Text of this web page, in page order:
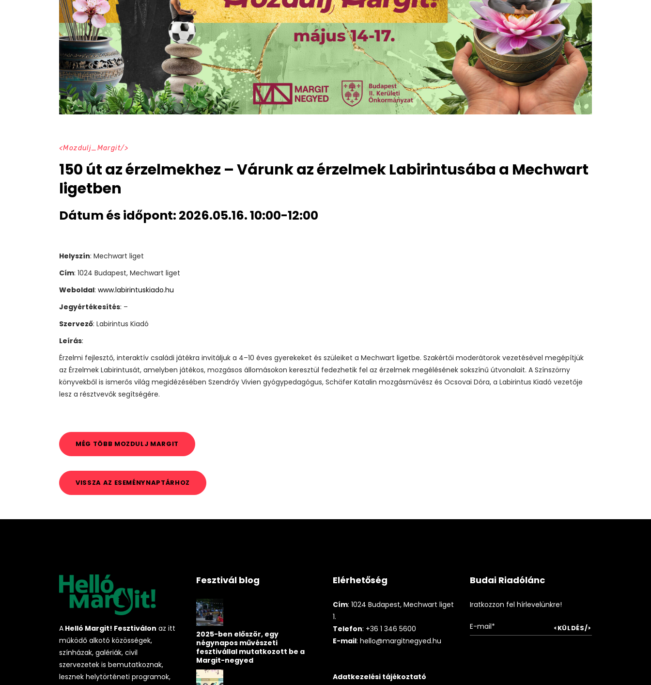
Mozdulj_Margit
150 út az érzelmekhez – Várunk az érzelmek Labirintusába a Mechwart
ligetben
Dátum és időpont: 2026.05.16. 10:00-12:00
Helyszín: Mechwart liget
Cím: 1024 Budapest, Mechwart liget
Weboldal: www.labirintuskiado.hu
Jegyértékesítés: –
Szervező: Labirintus Kiadó
Leírás:
Érzelmi fejlesztő, interaktív családi játékra invitáljuk a 4–10 éves gyerekeket és szüleiket a Mechwart ligetbe. Szakértői moderátorok vezetésével megépítjük
az Érzelmek Labirintusát, amelyben játékos, mozgásos állomásokon keresztül fedezhetik fel az érzelmek megélésének sokszínű útvonalait. A Színszörny
könyvekből is ismerős világ megidézésében Szendrőy Vivien gyógypedagógus, Schäfer Katalin mozgásművész és Ocsovai Dóra, a Labirintus Kiadó vezetője
lesz a résztvevők segítségére.
MÉG TÖBB MOZDULJ MARGIT
VISSZA AZ ESEMÉNYNAPTÁRHOZ
A Helló Margit! Fesztiválon az itt
működő alkotó közösségek,
színházak, galériák, civil
szervezetek is bemutatkoznak,
lesznek helytörténeti programok,
Fesztivál blog
2025-ben először, egy
négynapos művészeti
fesztivállal mutatkozott be a
Margit-negyed
Elérhetőség
Cím: 1024 Budapest, Mechwart liget
1.
Telefon: +36 1 346 5600
E-mail: hello@margitnegyed.hu
Adatkezelési tájékoztató
Budai Riadólánc
Iratkozzon fel hírlevelünkre!